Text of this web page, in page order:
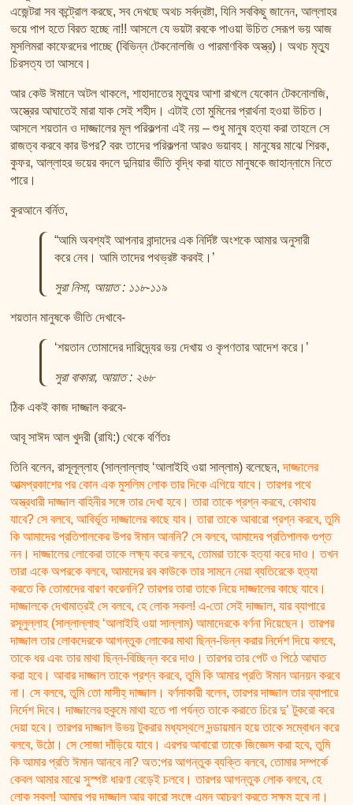
এজেন্টরা সব কন্ট্রোল করছে, সব দেখছে অথচ সর্বদ্রষ্টা, যিনি সবকিছু জানেন, আল্লাহর
ভয়ে পাপ হতে বিরত হচ্ছে না!! আসলে যে ভয়টা রবকে পাওয়া উচিত সেরূপ ভয় আজ
মুসলিমরা কাফেরদের পাচ্ছে (বিভিন্ন টেকনোলজি ও পারমাণবিক অস্ত্র)। অথচ মৃত্যু
চিরসত্য তা আসবে।
আর কেউ ঈমানে অটল থাকলে, শাহাদাতের মৃত্যুর আশা রাখলে যেকোন টেকনোলজি,
অস্ত্রের আঘাতেই মারা যাক সেই শহীদ। এটাই তো মুমিনের প্রার্থনা হওয়া উচিত।
আসলে শয়তান ও দাজ্জালের মূল পরিকল্পনা এই নয় – শুধু মানুষ হত্যা করা তাহলে সে
রাজত্ব করবে কার উপর? বরং তাদের পরিকল্পনা আরও ভয়াবহ। মানুষের মাঝে শিরক,
কুফর, আল্লাহর ভয়ের বদলে দুনিয়ার ভীতি বৃদ্ধি করা যাতে মানুষকে জাহান্নামে নিতে
পারে।
কুরআনে বর্নিত,
“আমি অবশ্যই আপনার বান্দাদের এক নির্দিষ্ট অংশকে আমার অনুসারী
করে নেব। আমি তাদের পথভ্রষ্ট করবই।’
সুরা নিসা, আয়াত : ১১৮-১১৯
শয়তান মানুষকে ভীতি দেখাবে-
‘শয়তান তোমাদের দারিদ্র্যের ভয় দেখায় ও কৃপণতার আদেশ করে।’
সুরা বাকারা, আয়াত : ২৬৮
ঠিক একই কাজ দাজ্জাল করবে-
আবূ সাঈদ আল খুদরী (রাযি:) থেকে বর্ণিতঃ
তিনি বলেন, রাসূলূল্লাহ (সাল্লাল্লাহু ‘আলাইহি ওয়া সাল্লাম) বলেছেন,দাজ্জালের
আত্মপ্রকাশের পর কোন এক মুসলিম লোক তার দিকে এগিয়ে যাবে। তারপর পথে
অস্ত্রধারী দাজ্জাল বাহিনীর সঙ্গে তার দেখা হবে। তারা তাকে প্রশ্ন করবে, কোথায়
যাবে? সে বলবে, আবির্ভূত দাজ্জালের কাছে যাব। তারা তাকে আবারো প্রশ্ন করবে, তুমি
কি আমাদের প্রতিপালকের উপর ঈমান আননি? সে বলবে, আমাদের প্রতিপালক গুপ্ত
নন। দাজ্জালের লোকেরা তাকে লক্ষ্য করে বলবে, তোমরা তাকে হত্যা করে দাও। তখন
তারা একে অপরকে বলবে, আমাদের রব কাউকে তার সামনে নেয়া ব্যতিরেকে হত্যা
করতে কি তোমাদের বারণ করেননি? তারপর তারা তাকে নিয়ে দাজ্জালের কাছে যাবে।
দাজ্জালকে দেখামাত্রই সে বলবে, হে লোক সকল! এ-তো সেই দাজ্জাল, যার ব্যাপারে
রসূলুল্লাহ (সাল্লাল্লাহু ‘আলাইহি ওয়া সাল্লাম) আমাদেরকে বর্ণনা দিয়েছেন। তারপর
দাজ্জাল তার লোকদেরকে আগন্তুক লোকের মাথা ছিন্ন-ভিন্ন করার নির্দেশ দিয়ে বলবে,
তাকে ধর এবং তার মাথা ছিন্ন-বিচ্ছিন্ন করে দাও। তারপর তার পেট ও পিঠে আঘাত
করা হবে। আবার দাজ্জাল তাকে প্রশ্ন করবে, তুমি কি আমার প্রতি ঈমান আনয়ন করবে
না। সে বলবে, তুমি তো মাসীহ্ দাজ্জাল। বর্ণনাকারী বলেন, তারপর দাজ্জাল তার ব্যাপারে
নির্দেশ দিবে। দাজ্জালের হুকুমে মাথা হতে পা পর্যন্ত তাকে করাতে চিরে দু’ টুকরো করে
দেয়া হবে। তারপর দাজ্জাল উভয় টুকরার মধ্যস্থলে দন্ডায়মান হয়ে তাকে সম্বোধন করে
বলবে, উঠো। সে সোজা দাঁড়িয়ে যাবে। এরপর আবারো তাকে জিজ্ঞেস করা হবে, তুমি
কি আমার প্রতি ঈমান আনবে না? অত:পর আগন্তুক ব্যক্তি বলবে, তোমার সম্পর্কে
কেবল আমার মাঝে সুস্পষ্ট ধারণা বেড়েই চলবে। তারপর আগন্তুক লোক বলবে, হে
লোক সকল! আমার পর দাজ্জাল আর কারো সংঙ্গে এমন আচরণ করতে সক্ষম হবে না।